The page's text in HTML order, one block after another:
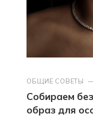
ОБЩИЕ СОВЕТЫ
Собираем
образ для